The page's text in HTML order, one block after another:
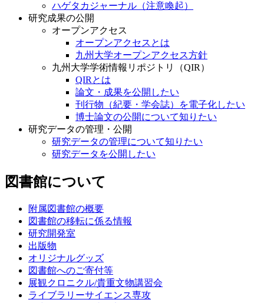
ハゲタカジャーナル（注意喚起）
研究成果の公開
オープンアクセス
オープンアクセスとは
九州大学オープンアクセス方針
九州大学学術情報リポジトリ（QIR）
QIRとは
論文・成果を公開したい
刊行物（紀要・学会誌）を電子化したい
博士論文の公開について知りたい
研究データの管理・公開
研究データの管理について知りたい
研究データを公開したい
図書館について
附属図書館の概要
図書館の移転に係る情報
研究開発室
出版物
オリジナルグッズ
図書館へのご寄付等
展観クロニクル/貴重文物講習会
ライブラリーサイエンス専攻